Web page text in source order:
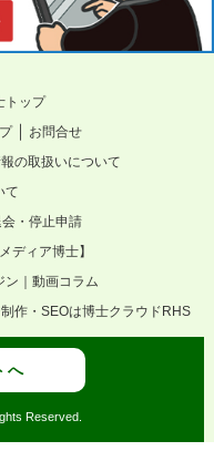
トップ
｜ お問合せ
の取扱いについて
て
・停止申請
ディア博士】
ン｜動画コラム
作・SEOは博士クラウドRHS
へ
Reserved.